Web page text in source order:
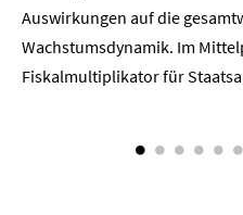
SOMMERSCHULE 2011
SOMMERSCHULE 2010
Auswirkungen auf die
Wachstumsdynamik. Im
Fiskalmultiplikator für